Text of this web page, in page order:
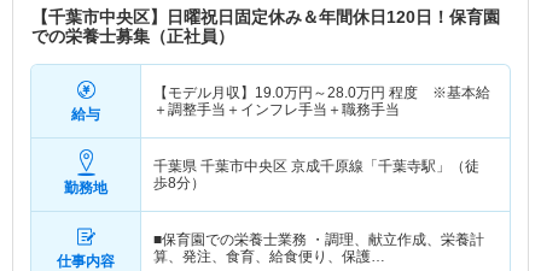
【千葉市中央区】日曜祝日固定休み＆年間休日120日！保育園
での栄養士募集（正社員）
給与
【モデル月収】 19.0万円～28.0万円 程度 ※基本給
＋調整手当＋インフレ手当＋職務手当
勤務地
千葉県 千葉市中央区 京成千原線「千葉寺駅」（徒
歩8分）
仕事内容
■保育園での栄養士業務 ・調理、献立作成、栄養計
算、発注、食育、給食便り、保護…